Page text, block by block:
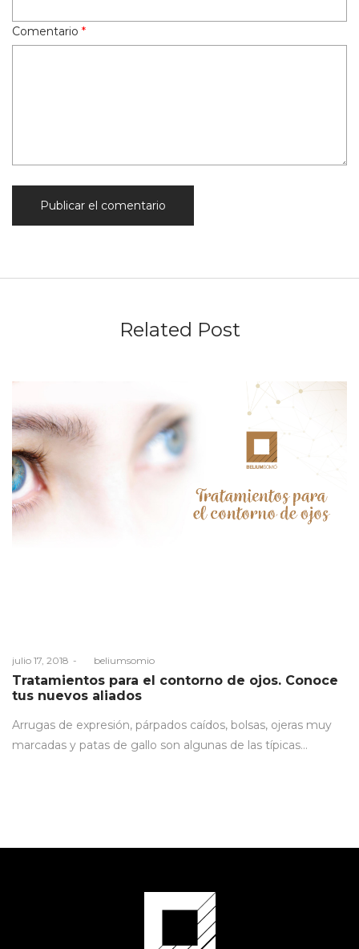
Comentario *
Related Post
Posted
on
julio 17, 2018 beliumsomio
Tratamientos para el contorno de ojos. Conoce
tus nuevos aliados
Arrugas de expresión, párpados caídos, bolsas, ojeras muy
marcadas y patas de gallo son algunas de las típicas…